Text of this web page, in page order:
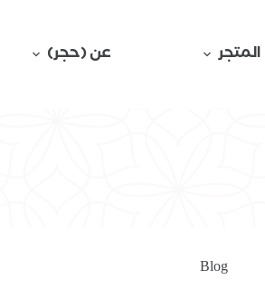
المتجر عن (حجر)
Blog